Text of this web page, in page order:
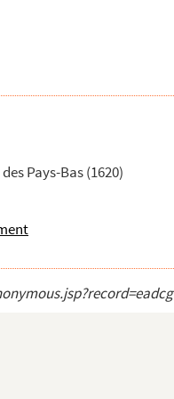
Pays-Bas (1620)